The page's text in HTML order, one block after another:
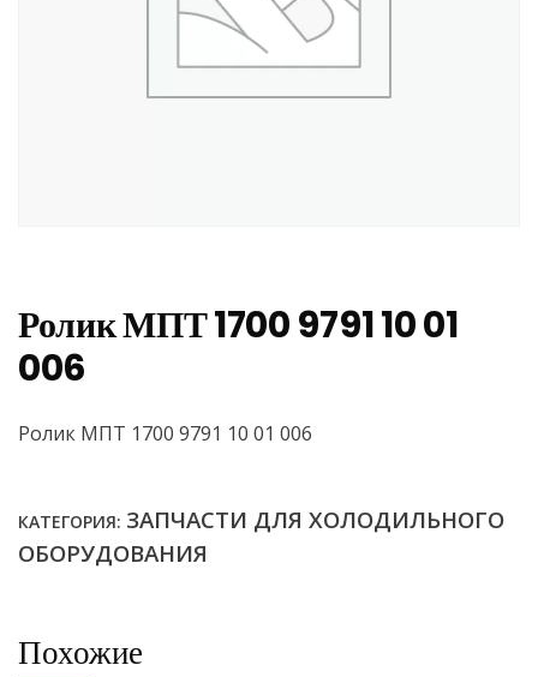
Ролик МПТ 1700 9791 10 01
006
Ролик МПТ 1700 9791 10 01 006
КАТЕГОРИЯ: ЗАПЧАСТИ ДЛЯ ХОЛОДИЛЬНОГО
ОБОРУДОВАНИЯ
Похожие